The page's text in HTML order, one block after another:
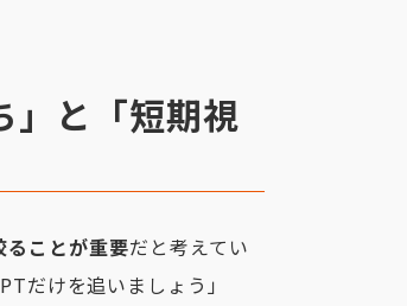
」と「短期視
ことが重要だと考えてい
だけを追いましょう」